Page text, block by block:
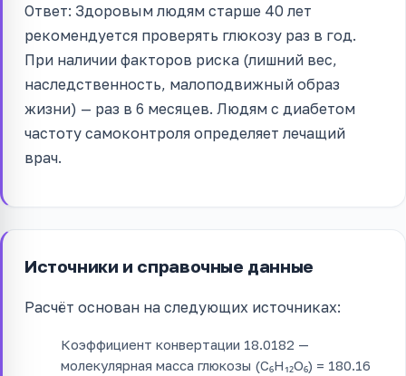
Ответ: Здоровым людям старше 40 лет
рекомендуется проверять глюкозу раз в год.
При наличии факторов риска (лишний вес,
наследственность, малоподвижный образ
жизни) — раз в 6 месяцев. Людям с диабетом
частоту самоконтроля определяет лечащий
врач.
Источники и справочные данные
Расчёт основан на следующих источниках:
Коэффициент конвертации 18.0182 —
молекулярная масса глюкозы (C₆H₁₂O₆) = 180.16